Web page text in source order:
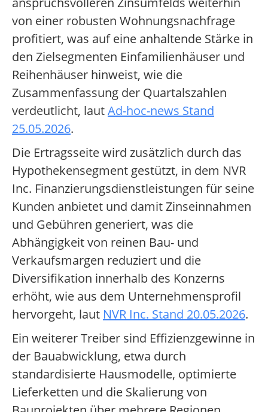
von einer robusten Wohnungsnachfrage
profitiert, was auf eine anhaltende Stärke in
den Zielsegmenten Einfamilienhäuser und
Reihenhäuser hinweist, wie die
Zusammenfassung der Quartalszahlen
verdeutlicht, lautAd-hoc-news Stand
25.05.2026.
Die Ertragsseite wird zusätzlich durch das
Hypothekensegment gestützt, in dem NVR
Inc. Finanzierungsdienstleistungen für seine
Kunden anbietet und damit Zinseinnahmen
und Gebühren generiert, was die
Abhängigkeit von reinen Bau- und
Verkaufsmargen reduziert und die
Diversifikation innerhalb des Konzerns
erhöht, wie aus dem Unternehmensprofil
hervorgeht, laut NVR Inc. Stand 20.05.2026.
Ein weiterer Treiber sind Effizienzgewinne in
der Bauabwicklung, etwa durch
standardisierte Hausmodelle, optimierte
Lieferketten und die Skalierung von